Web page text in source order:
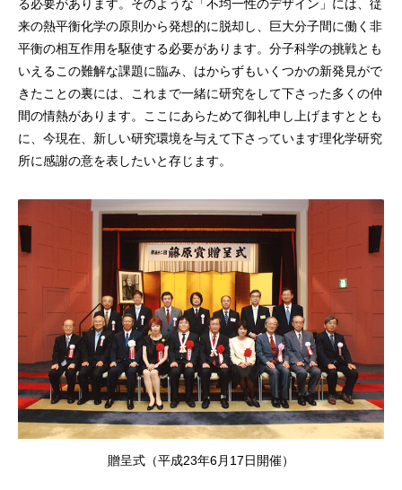
る必要があります。そのような「不均一性のデザイン」には、従
来の熱平衡化学の原則から発想的に脱却し、巨大分子間に働く非
平衡の相互作用を駆使する必要があります。分子科学の挑戦とも
いえるこの難解な課題に臨み、はからずもいくつかの新発見がで
きたことの裏には、これまで一緒に研究をして下さった多くの仲
間の情熱があります。ここにあらためて御礼申し上げますととも
に、今現在、新しい研究環境を与えて下さっています理化学研究
所に感謝の意を表したいと存じます。
贈呈式（平成23年6月17日開催）